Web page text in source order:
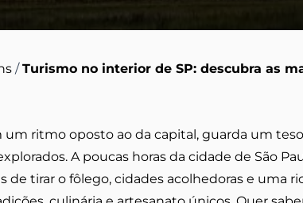
/Turismo no interior de SP: descubra as
um ritmo oposto ao da capital, guarda um
A poucas horas da cidade de São
de tirar o fôlego, cidades acolhedoras e uma